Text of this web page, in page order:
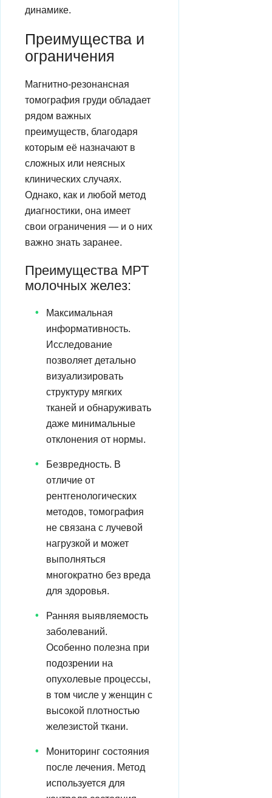
динамике.
Преимущества и
ограничения
Магнитно-резонансная
томография груди обладает
рядом важных
преимуществ, благодаря
которым её назначают в
сложных или неясных
клинических случаях.
Однако, как и любой метод
диагностики, она имеет
свои ограничения — и о них
важно знать заранее.
Преимущества МРТ
молочных желез:
Максимальная
информативность.
Исследование
позволяет детально
визуализировать
структуру мягких
тканей и обнаруживать
даже минимальные
отклонения от нормы.
Безвредность. В
отличие от
рентгенологических
методов, томография
не связана с лучевой
нагрузкой и может
выполняться
многократно без вреда
для здоровья.
Ранняя выявляемость
заболеваний.
Особенно полезна при
подозрении на
опухолевые процессы,
в том числе у женщин с
высокой плотностью
железистой ткани.
Мониторинг состояния
после лечения. Метод
используется для